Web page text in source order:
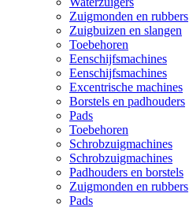
Zuigmonden en rubbers
Zuigbuizen en slangen
Toebehoren
Eenschijfsmachines
Eenschijfsmachines
Excentrische machines
Borstels en padhouders
Pads
Toebehoren
Schrobzuigmachines
Schrobzuigmachines
Padhouders en borstels
Zuigmonden en rubbers
Pads